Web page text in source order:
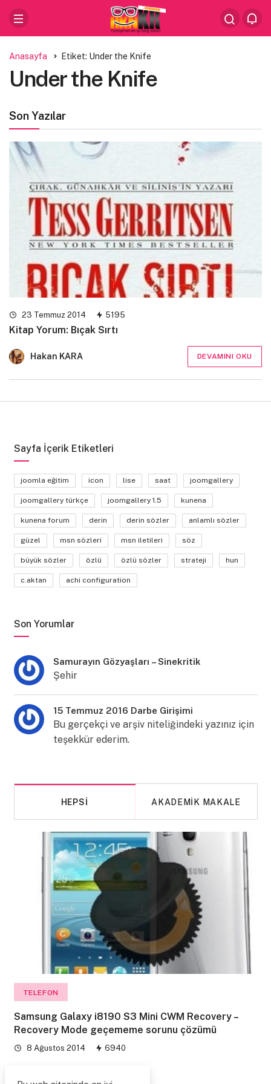
Anasayfa Etiket: Under the Knife
Under the Knife
Son Yazılar
23 Temmuz 2014 5195
Kitap Yorum: Bıçak Sırtı
Hakan KARA DEVAMINI OKU
Sayfa İçerik Etiketleri
joomla eğitim icon lise saat joomgallery
joomgallery türkçe joomgallery 1.5 kunena
kunena forum derin derin sözler anlamlı sözler
güzel msn sözleri msn iletileri söz
büyük sözler özlü özlü sözler strateji hun
c.aktan achi configuration
Son Yorumlar
Samurayın Gözyaşları – Sinekritik
Şehir
15 Temmuz 2016 Darbe Girişimi
Bu gerçekçi ve arşiv niteliğindeki yazınız için
teşekkür ederim.
HEPSI AKADEMIK MAKALE
TELEFON
Samsung Galaxy i8190 S3 Mini CWM Recovery –
Recovery Mode geçememe sorunu çözümü
8 Ağustos 2014 6940